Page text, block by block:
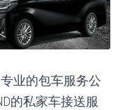
业的包车服务公
的私家车接送服